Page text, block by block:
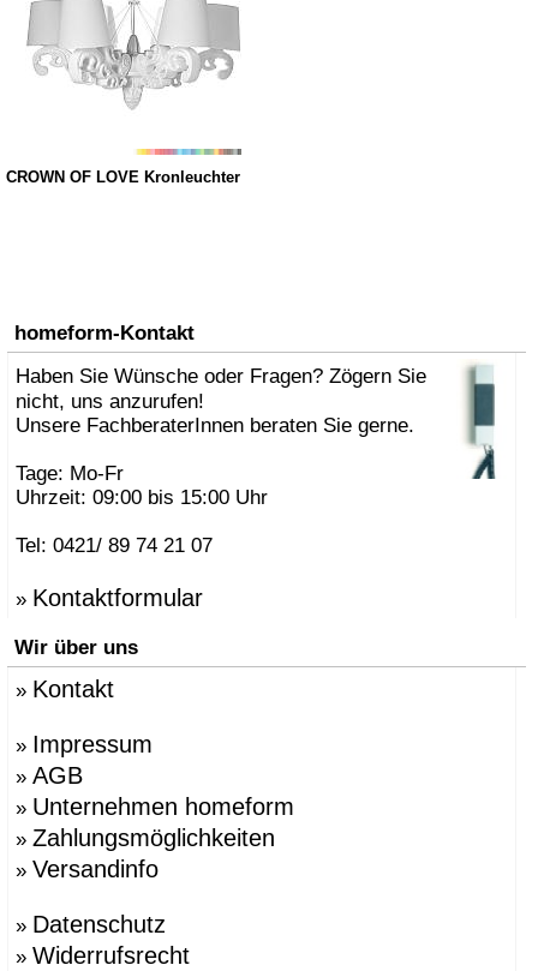
CROWN OF LOVE Kronleuchter
homeform-Kontakt
Haben Sie Wünsche oder Fragen? Zögern Sie
nicht, uns anzurufen!
Unsere FachberaterInnen beraten Sie gerne.
Tage: Mo-Fr
Uhrzeit: 09:00 bis 15:00 Uhr
Tel: 0421/ 89 74 21 07
» Kontaktformular
Wir über uns
» Kontakt
» Impressum
» AGB
» Unternehmen homeform
» Zahlungsmöglichkeiten
» Versandinfo
» Datenschutz
» Widerrufsrecht